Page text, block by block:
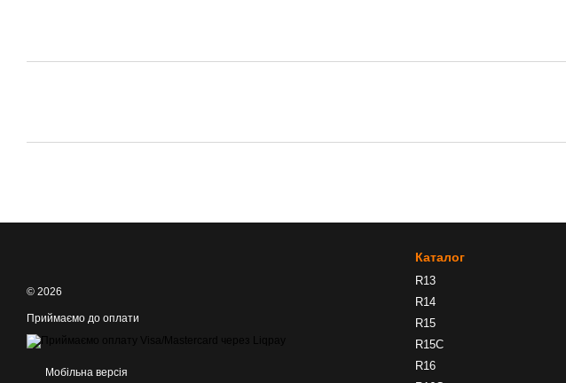
© 2026
Приймаємо до оплати
Мобільна версія
Каталог
R13
R14
R15
R15C
R16